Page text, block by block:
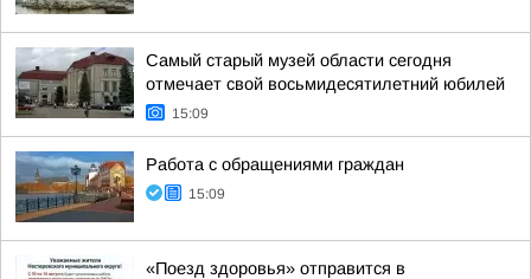
Самый старый музей области сегодня
отмечает свой восьмидесятилетний юбилей
15:09
Работа с обращениями граждан
15:09
«Поезд здоровья» отправится в